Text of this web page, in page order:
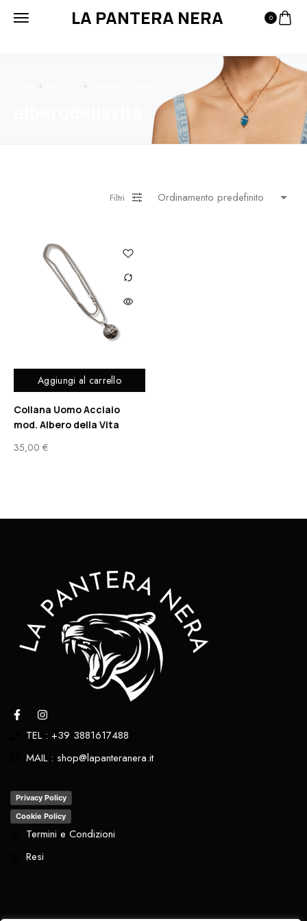
LA PANTERA NERA 0
Filtri
Aggiungi al carrello
Collana Uomo Acciaio
mod. Albero della Vita
35,00 €
TEL : +39 3881617488
MAIL : shop@lapanteranera.it
Privacy Policy
Cookie Policy
Termini e Condizioni
Resi